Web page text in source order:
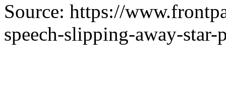
Source: https://
speech-slipping-away-